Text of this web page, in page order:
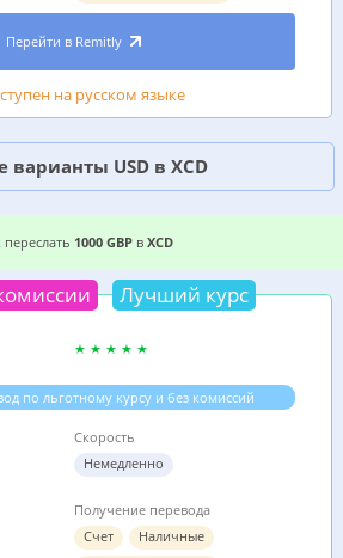
Перейти в Remitly
на русском языке
варианты USD в XCD
ГДЕ ДЕШЕВЛЕ
переслать 1000 GBPв XCD
Лучший курс
по льготному курсу и без комиссий
Скорость
Немедленно
Получение перевода
Счет
Наличные